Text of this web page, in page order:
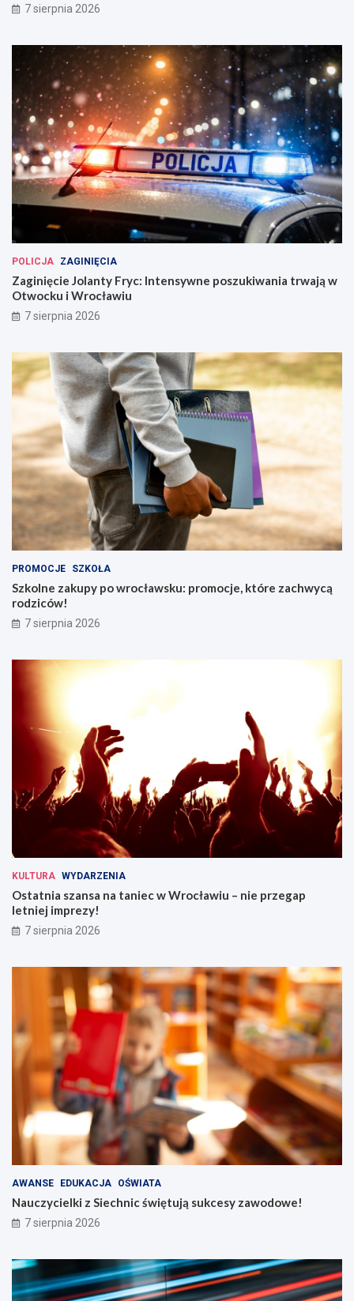
7 sierpnia 2026
POLICJA ZAGINIĘCIA
Zaginięcie Jolanty Fryc: Intensywne poszukiwania trwają w
Otwocku i Wrocławiu
7 sierpnia 2026
PROMOCJE SZKOŁA
Szkolne zakupy po wrocławsku: promocje, które zachwycą
rodziców!
7 sierpnia 2026
KULTURA WYDARZENIA
Ostatnia szansa na taniec w Wrocławiu – nie przegap
letniej imprezy!
7 sierpnia 2026
AWANSE EDUKACJA OŚWIATA
Nauczycielki z Siechnic świętują sukcesy zawodowe!
7 sierpnia 2026